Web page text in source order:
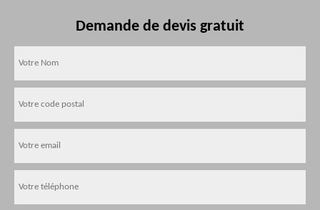
Demande de devis gratuit